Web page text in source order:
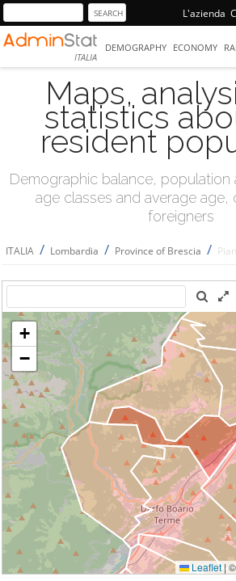
L'azienda
ITALIA
DEMOGRAPHY ECONOMY
Maps,
statistics
resident
Demographic balance, population
age classes and average age,
foreigners
ITALIA / Lombardia / Province of Brescia /